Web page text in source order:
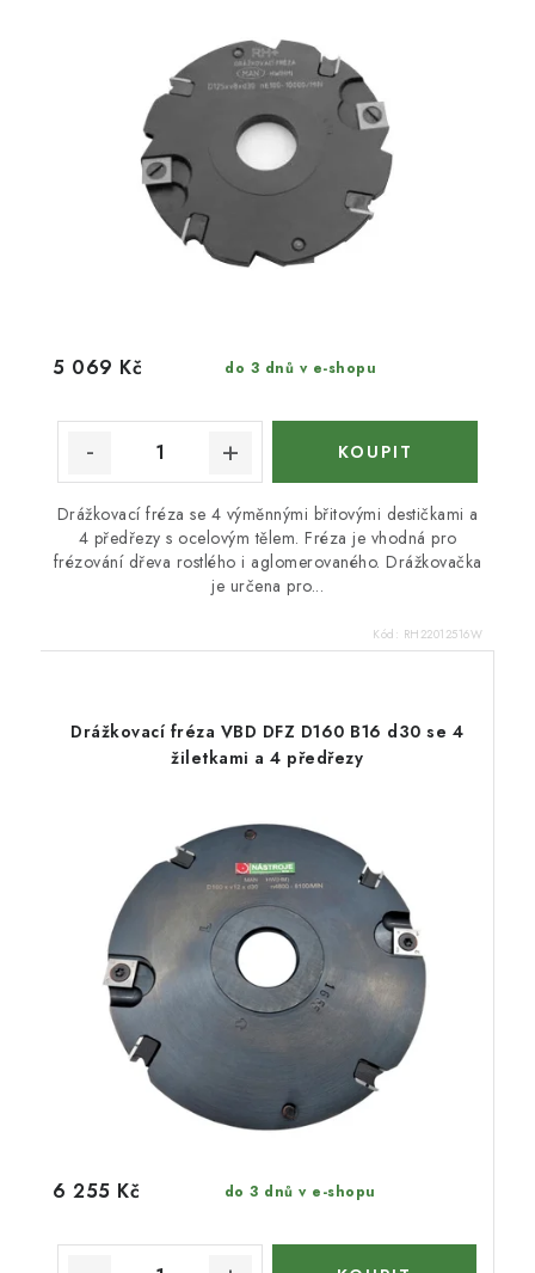
do 3 dnů v e-shopu
5 069 Kč
Drážkovací fréza se 4 výměnnými břitovými destičkami a
4 předřezy s ocelovým tělem. Fréza je vhodná pro
frézování dřeva rostlého i aglomerovaného. Drážkovačka
je určena pro...
Kód: RH22012516W
Drážkovací fréza VBD DFZ D160 B16 d30 se 4
žiletkami a 4 předřezy
do 3 dnů v e-shopu
6 255 Kč